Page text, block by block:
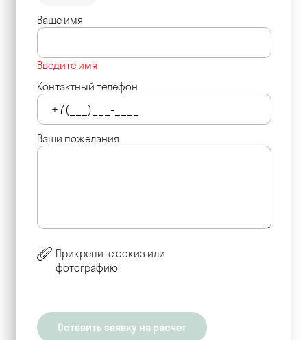
Ваше имя
Введите имя
Контактный телефон
Ваши пожелания
Прикрепите эскиз или
фотографию